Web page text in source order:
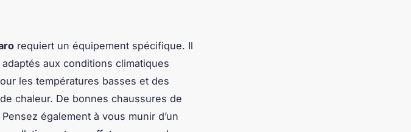
requiert un équipement spécifique. Il
aux conditions climatiques
les températures basses et des
chaleur. De bonnes chaussures de
également à vous munir d’un